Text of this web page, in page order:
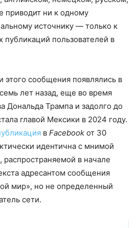
приводит ни к одному
источнику — только к
публикаций пользователей в
этого сообщения появлялись в
лет назад, еще во время
Дональда Трампа и задолго до
главой Мексики в 2024 году.
в Facebook от 30
идентична с мнимой
в начале
адресантом сообщения
мир», но не определенный
сети.